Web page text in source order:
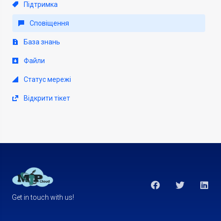
Підтримка
Сповіщення
База знань
Файли
Статус мережі
Відкрити тікет
Get in touch with us!